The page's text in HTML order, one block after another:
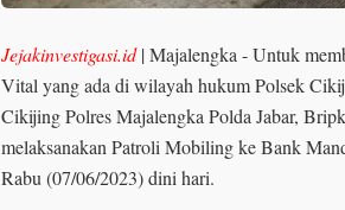
Jejakinvestigasi.id |Majalengka - Untuk
Vital yang ada di wilayah hukum Polsek
Cikijing Polres Majalengka Polda Jabar,
melaksanakan Patroli Mobiling ke Bank
Rabu (07/06/2023) dini hari.